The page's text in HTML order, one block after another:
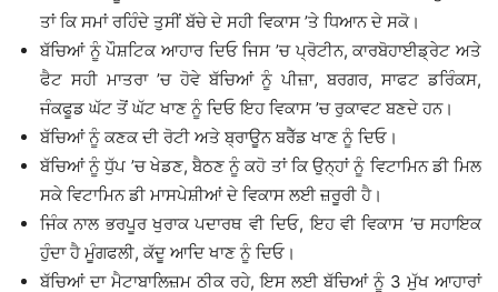
ਤਾਂ ਕਿ ਸਮਾਂ ਰਹਿੰਦੇ ਤੁਸੀਂ ਬੱਚੇ ਦੇ ਸਹੀ ਵਿਕਾਸ ’ਤੇ ਧਿਆਨ ਦੇ ਸਕੋ।
ਬੱਚਿਆਂ ਨੂੰ ਪੌਸ਼ਟਿਕ ਆਹਾਰ ਦਿਓ ਜਿਸ ’ਚ ਪ੍ਰੋਟੀਨ, ਕਾਰਬੋਹਾਈਡ੍ਰੇਟ ਅਤੇ
ਫੈਟ ਸਹੀ ਮਾਤਰਾ ’ਚ ਹੋਵੇ ਬੱਚਿਆਂ ਨੂੰ ਪੀਜ਼ਾ, ਬਰਗਰ, ਸਾਫਟ ਡਰਿੰਕਸ,
ਜੰਕਫੂਡ ਘੱਟ ਤੋਂ ਘੱਟ ਖਾਣ ਨੂੰ ਦਿਓ ਇਹ ਵਿਕਾਸ ’ਚ ਰੁਕਾਵਟ ਬਣਦੇ ਹਨ।
ਬੱਚਿਆਂ ਨੂੰ ਕਣਕ ਦੀ ਰੋਟੀ ਅਤੇ ਬ੍ਰਾਊਨ ਬਰੈੱਡ ਖਾਣ ਨੂੰ ਦਿਓ।
ਬੱਚਿਆਂ ਨੂੰ ਧੁੱਪ ’ਚ ਖੇਡਣ, ਬੈਠਣ ਨੂੰ ਕਹੋ ਤਾਂ ਕਿ ਉਨ੍ਹਾਂ ਨੂੰ ਵਿਟਾਮਿਨ ਡੀ ਮਿਲ
ਸਕੇ ਵਿਟਾਮਿਨ ਡੀ ਮਾਸਪੇਸ਼ੀਆਂ ਦੇ ਵਿਕਾਸ ਲਈ ਜ਼ਰੂਰੀ ਹੈ।
ਜਿੰਕ ਨਾਲ ਭਰਪੂਰ ਖੁਰਾਕ ਪਦਾਰਥ ਵੀ ਦਿਓ, ਇਹ ਵੀ ਵਿਕਾਸ ’ਚ ਸਹਾਇਕ
ਹੁੰਦਾ ਹੈ ਮੂੰਗਫਲੀ, ਕੱਦੂ ਆਦਿ ਖਾਣ ਨੂੰ ਦਿਓ।
ਬੱਚਿਆਂ ਦਾ ਮੈਟਾਬਾਲਿਜ਼ਮ ਠੀਕ ਰਹੇ, ਇਸ ਲਈ ਬੱਚਿਆਂ ਨੂੰ 3 ਮੁੱਖ ਆਹਾਰਾਂ